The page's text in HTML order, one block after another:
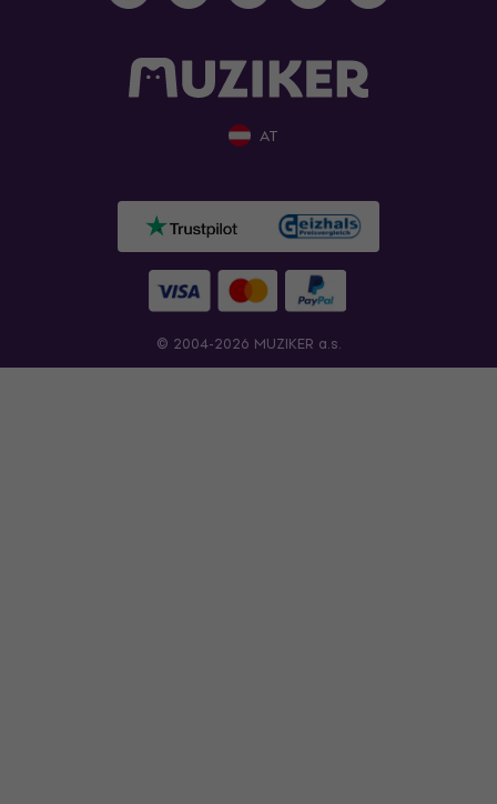
AT
© 2004-2026 MUZIKER a.s.